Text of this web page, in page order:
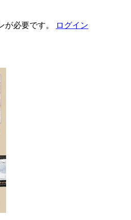
必要です。 ログイン